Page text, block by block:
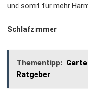
und somit für mehr
Schlafzimmer
Thementipp:
Ratgeber